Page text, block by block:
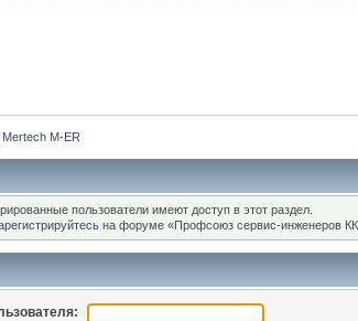
M-ER
пользователи имеют доступ в этот раздел.
на форуме «Профсоюз сервис-инженеров